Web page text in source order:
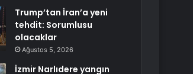
Trump’tan İran’a yeni
tehdit: Sorumlusu
olacaklar
Ağustos 5, 2026
İzmir Narlıdere yangın